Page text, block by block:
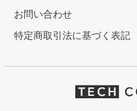
お問い合わせ
特定商取引法に基づく表記